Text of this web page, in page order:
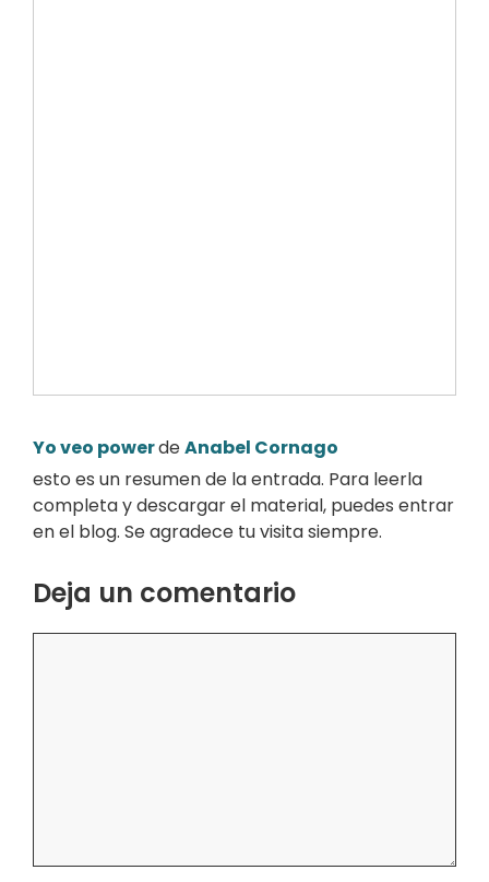
Yo veo powerdeAnabel Cornago
esto es un resumen de la entrada. Para leerla
completa y descargar el material, puedes entrar
en el blog. Se agradece tu visita siempre.
Deja un comentario